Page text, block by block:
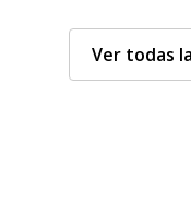
Ver todas